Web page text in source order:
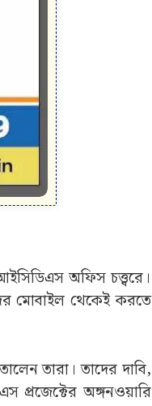
অফিস চত্ত্বরে।
মোবাইল থেকেই করতে
তারা। তাদের দাবি,
প্রজেক্টের অঙ্গনওয়ারি